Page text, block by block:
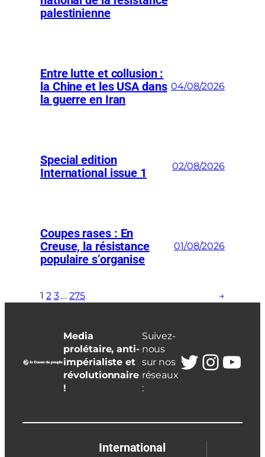
palestinienne
Entre lutte et collusion :
la Chine et les USA dans
la guerre en Iran
04/08/2026
Special edition
International issue 1
02/08/2026
Coupes rases : En
Creuse, la résistance
populaire s’organise
01/08/2026
1 2 3 … 275 →
Media
prolétaire, anti-
impérialiste et
révolutionnaire
!
Suivez-
nous
sur nos
réseaux
:
Twitter
International